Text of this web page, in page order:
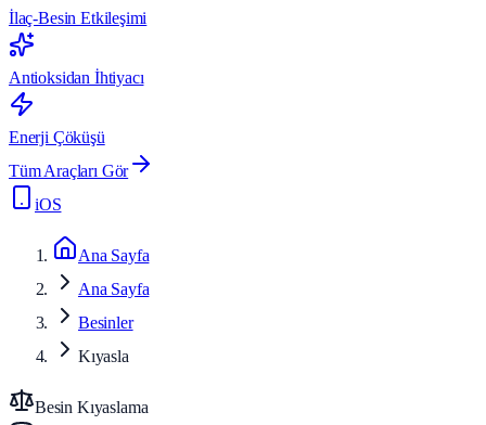
İlaç-Besin Etkileşimi
Antioksidan İhtiyacı
Enerji Çöküşü
Tüm Araçları Gör
iOS
Ana Sayfa
Ana Sayfa
Besinler
Kıyasla
Besin Kıyaslama